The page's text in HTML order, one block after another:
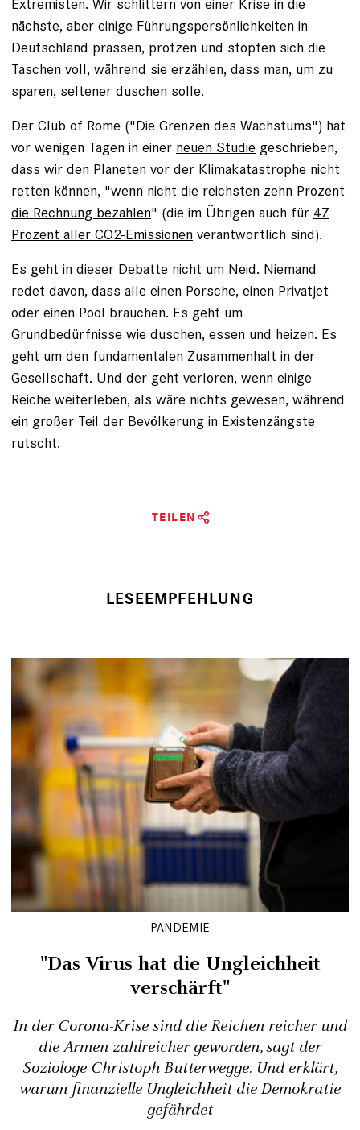
nächste, aber einige Führungspersönlichkeiten in
Deutschland prassen, protzen und stopfen sich die
Taschen voll, während sie erzählen, dass man, um zu
sparen, seltener duschen solle.
Der Club of Rome ("Die Grenzen des Wachstums") hat
vor wenigen Tagen in einer neuen Studie geschrieben,
dass wir den Planeten vor der Klimakatastrophe nicht
retten können, "wenn nicht die reichsten zehn Prozent
die Rechnung bezahlen" (die im Übrigen auch für 47
Prozent aller CO2-Emissionen verantwortlich sind).
Es geht in dieser Debatte nicht um Neid. Niemand
redet davon, dass alle einen Porsche, einen Privatjet
oder einen Pool brauchen. Es geht um
Grundbedürfnisse wie duschen, essen und heizen. Es
geht um den fundamentalen Zusammenhalt in der
Gesellschaft. Und der geht verloren, wenn einige
Reiche weiterleben, als wäre nichts gewesen, während
ein großer Teil der Bevölkerung in Existenzängste
rutscht.
TEILEN
LESEEMPFEHLUNG
PANDEMIE
"Das Virus hat die Ungleichheit
verschärft"
In der Corona-Krise sind die Reichen reicher und
die Armen zahlreicher geworden, sagt der
Soziologe Christoph Butterwegge. Und erklärt,
warum finanzielle Ungleichheit die Demokratie
gefährdet